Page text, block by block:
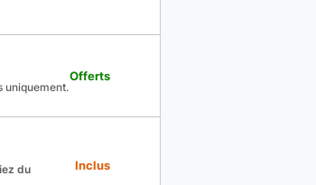
uniquement.
Offerts
du
Inclus